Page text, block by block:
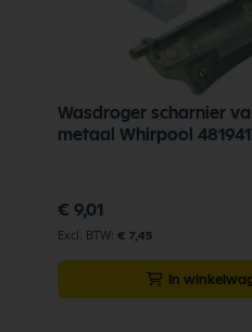
Wasdroger scharnier
metaal Whirpool
€ 9,01
€ 7,45
In